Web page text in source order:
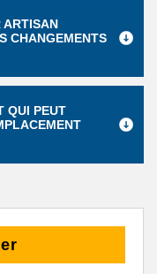
ARTISAN
CHANGEMENTS
QUI PEUT